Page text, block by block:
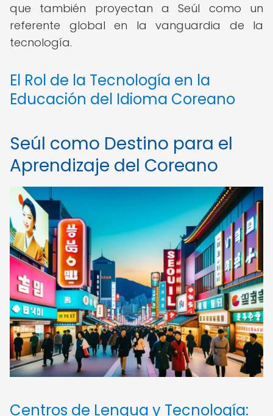
que también proyectan a Seúl como un
referente global en la vanguardia de la
tecnología.
El Rol de la Tecnología en la
Educación del Idioma Coreano
Seúl como Destino para el
Aprendizaje del Coreano
Centros de Lengua y Tecnología: